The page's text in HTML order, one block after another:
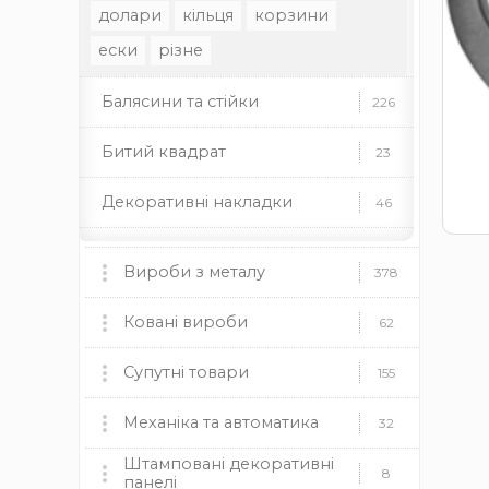
долари кільця
корзини
ески
різне
Балясини та стійки 226
Битий квадрат 23
Декоративні накладки 46
Декоративні стійки 37
Декоративні труби 35
Декоративні елементи 46
Профільні труби 22
Заклепки 13
Вироби з металу 378
Мангали, пічки та аксесуари 60
мангали пічки
Камінні топки BOKAR
Ковані вироби 62
Ковані ворота 9
Ковані огорожі 12
Ковані навіси 8
Супутні товари 155
Пластикові заглушки 37
круглі прямокутні квадратні
Механіка та автоматика 32
Механіка 19
Штамповані декоративні
панелі
8